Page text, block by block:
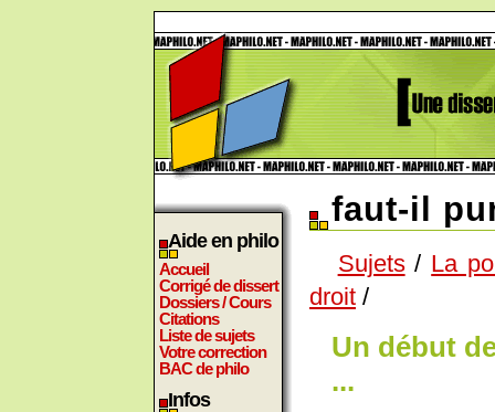
Aide en philo
Accueil
Corrigé de dissert
Dossiers / Cours
Citations
Liste de sujets
Votre correction
BAC de philo
Infos
faut-il
Sujets/ La
droit /
Un début
...